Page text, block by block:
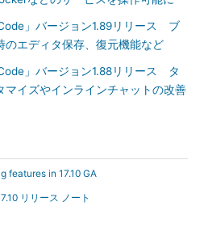
」バージョン1.89リリース ブ
のエディタ保存、復元機能など
」バージョン1.88リリース タ
マイズやインラインチャットの改善
features in 17.10 GA
リリース ノート